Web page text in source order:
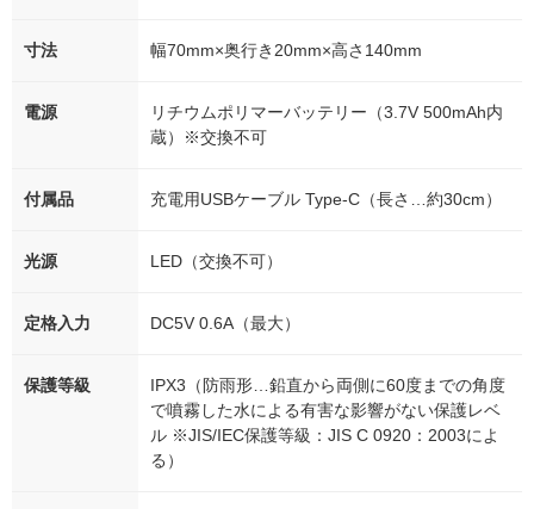
寸法 幅70mm×奥行き20mm×高さ140mm
電源
リチウムポリマーバッテリー（3.7V 500mAh内
蔵）※交換不可
付属品 充電用USBケーブル Type-C（長さ…約30cm）
光源 LED（交換不可）
定格入力 DC5V 0.6A（最大）
保護等級
IPX3（防雨形…鉛直から両側に60度までの角度
で噴霧した水による有害な影響がない保護レベ
ル ※JIS/IEC保護等級：JIS C 0920：2003によ
る）